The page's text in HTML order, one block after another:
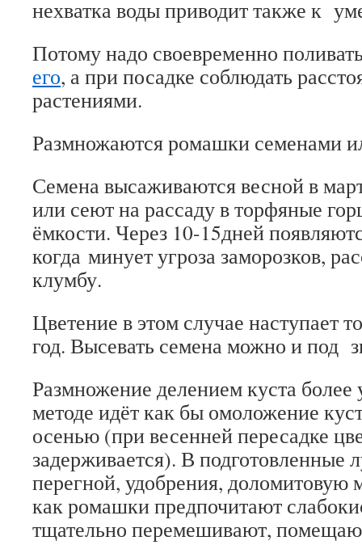
нехватка воды приводит также к
Потому надо своевременно
его, а при посадке соблюдать
растениями.
Размножаются ромашки семенами
Семена высаживаются весной в
или сеют на рассаду в торфяные
ёмкости. Через 10-15дней
когда минует угроза заморозков,
клумбу.
Цветение в этом случае наступает
год. Высевать семена можно и под
Размножение делением куста
методе идёт как бы омоложение
осенью (при весенней пересадке
задерживается). В подготовленные
перегной, удобрения, доломитовую
как ромашки предпочитают
тщательно перемешивают,